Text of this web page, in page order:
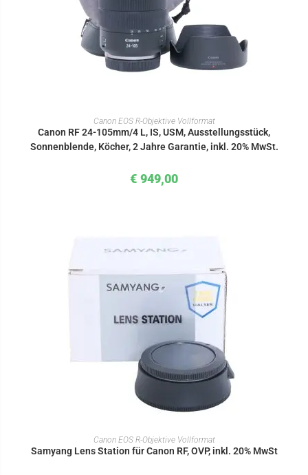
IN DEN WARENKORB
Canon EOS R-Objektive Vollformat
Canon RF 24-105mm/4 L, IS, USM, Ausstellungsstück,
Sonnenblende, Köcher, 2 Jahre Garantie, inkl. 20% MwSt.
€ 949,00
IN DEN WARENKORB
Canon EOS R-Objektive Vollformat
Samyang Lens Station für Canon RF, OVP, inkl. 20% MwSt